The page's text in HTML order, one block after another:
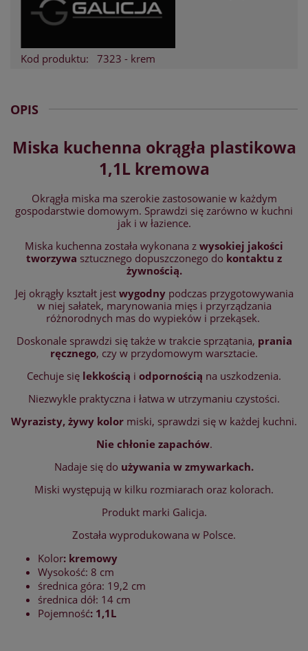
Kod produktu: 7323 - krem
OPIS
Miska kuchenna okrągła plastikowa
1,1L kremowa
Okrągła miska ma szerokie zastosowanie w każdym
gospodarstwie domowym. Sprawdzi się zarówno w kuchni
jak i w łazience.
Miska kuchenna została wykonana z wysokiej jakości
tworzywa sztucznego dopuszczonego do kontaktu z
żywnością.
Jej okrągły kształt jest wygodnypodczas przygotowywania
w niej sałatek, marynowania mięs i przyrządzania
różnorodnych mas do wypieków i przekąsek.
Doskonale sprawdzi się także w trakcie sprzątania, prania
ręcznego, czy w przydomowym warsztacie.
Cechuje się lekkością i odpornością na uszkodzenia.
Niezwykle praktyczna i łatwa w utrzymaniu czystości.
Wyrazisty, żywy kolor miski, sprawdzi się w każdej kuchni.
Nie chłonie zapachów.
Nadaje się do używania w zmywarkach.
Miski występują w kilku rozmiarach oraz kolorach.
Produkt marki Galicja.
Została wyprodukowana w Polsce.
Kolor: kremowy
Wysokość: 8 cm
średnica góra: 19,2 cm
średnica dół: 14 cm
Pojemność: 1,1L